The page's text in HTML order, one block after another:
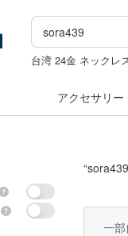
台湾 24金 ネックレ
アクセサリー
“sora439
一